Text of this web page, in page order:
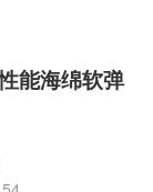
能海绵软弹